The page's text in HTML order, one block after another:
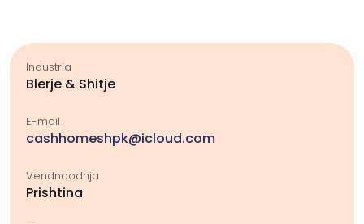
Industria
Blerje & Shitje
E-mail
cashhomeshpk@icloud.com
Vendndodhja
Prishtina